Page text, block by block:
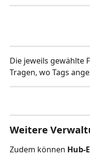
Die jeweils gewählte
Tragen, wo Tags
Weitere
Zudem können Hub-